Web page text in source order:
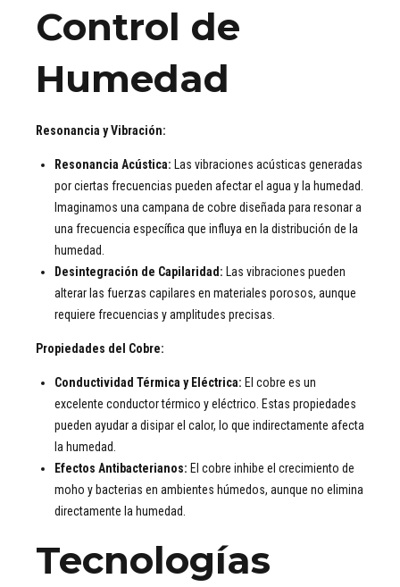
Control de
Humedad
Resonancia y Vibración:
Resonancia Acústica: Las vibraciones acústicas generadas
por ciertas frecuencias pueden afectar el agua y la humedad.
Imaginamos una campana de cobre diseñada para resonar a
una frecuencia específica que influya en la distribución de la
humedad.
Desintegración de Capilaridad: Las vibraciones pueden
alterar las fuerzas capilares en materiales porosos, aunque
requiere frecuencias y amplitudes precisas.
Propiedades del Cobre:
Conductividad Térmica y Eléctrica: El cobre es un
excelente conductor térmico y eléctrico. Estas propiedades
pueden ayudar a disipar el calor, lo que indirectamente afecta
la humedad.
Efectos Antibacterianos: El cobre inhibe el crecimiento de
moho y bacterias en ambientes húmedos, aunque no elimina
directamente la humedad.
Tecnologías